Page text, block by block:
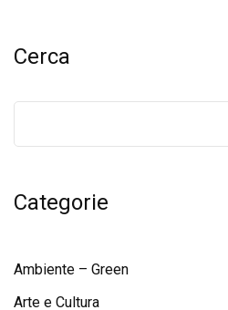
Cerca
Categorie
Ambiente – Green
Arte e Cultura